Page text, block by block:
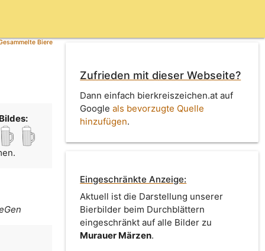
Biere
Zufrieden mit dieser Webseite?
Dann einfach bierkreiszeichen.at auf
Googleals bevorzugte Quelle
hinzufügen.
Eingeschränkte Anzeige:
Aktuell ist die Darstellung unserer
Bierbilder beim Durchblättern
eingeschränkt auf alle Bilder zu
Murauer Märzen.